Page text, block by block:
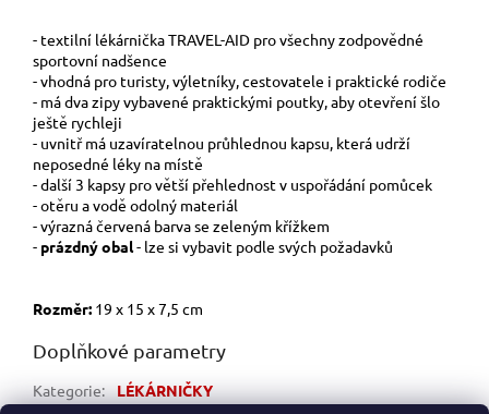
- textilní lékárnička TRAVEL-AID pro všechny zodpovědné
sportovní nadšence
- vhodná pro turisty, výletníky, cestovatele i praktické rodiče
- má dva zipy vybavené praktickými poutky, aby otevření šlo
ještě rychleji
- uvnitř má uzavíratelnou průhlednou kapsu, která udrží
neposedné léky na místě
- další 3 kapsy pro větší přehlednost v uspořádání pomůcek
- otěru a vodě odolný materiál
- výrazná červená barva se zeleným křížkem
- prázdný obal- lze si vybavit podle svých požadavků
Rozměr: 19 x 15 x 7,5 cm
Doplňkové parametry
Kategorie:
LÉKÁRNIČKY